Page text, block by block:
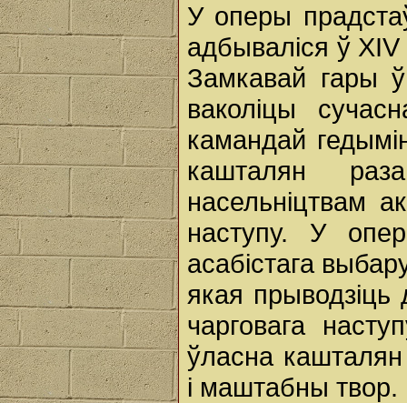
У оперы
адбываліся ў
Замкавай гары
ваколіцы
камандай
кашталян
насельніцтвам
наступу. У
асабістага
якая
чарговага
ўласна
і маштабны твор.